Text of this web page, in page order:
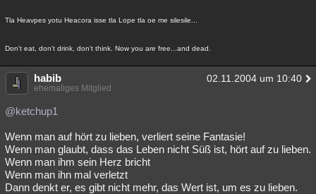
Tla Heavpes yotu Heacora isse tla Lope tla oe me silesile...
Don't eat, don't drink, don't think. Now you are free...and dead.
habib 02.11.2004 um 10:40
ehemaliges Mitglied
@ketchup1
Wenn man auf hört zu lieben, verliert seine Fantasie!
Wenn man glaubt, dass das Leben nicht Süß ist, hört auf zu lieben.
Wenn man ihm sein Herz bricht
Wenn man ihn mal verletzt
Dann denkt er, es gibt nicht mehr, das Wert ist, um es zu lieben.